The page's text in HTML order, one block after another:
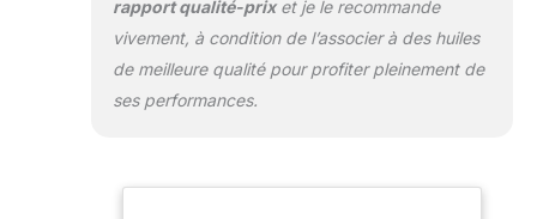
rapport qualité-prixet je le recommande
vivement, à condition de l’associer à des huiles
de meilleure qualité pour profiter pleinement de
ses performances.